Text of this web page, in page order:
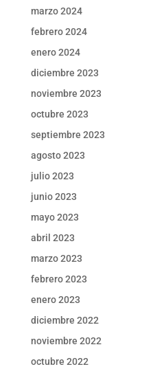
marzo 2024
febrero 2024
enero 2024
diciembre 2023
noviembre 2023
octubre 2023
septiembre 2023
agosto 2023
julio 2023
junio 2023
mayo 2023
abril 2023
marzo 2023
febrero 2023
enero 2023
diciembre 2022
noviembre 2022
octubre 2022